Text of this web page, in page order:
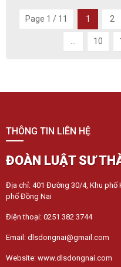
Page 1 / 11 1 2
10
THÔNG TIN LIÊN HỆ
ĐOÀN LUẬT SƯ
Địa chỉ: 401 Đường 30/4, Khu phố
phố Đồng Nai
Điện thoại: 0251 382 3744
Email: dlsdongnai@gmail.com
Website: www.dlsdongnai.com